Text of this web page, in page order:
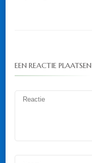
EEN REACTIE PLAATSEN